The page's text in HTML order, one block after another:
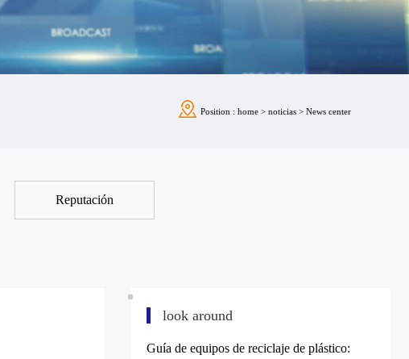
Position : home > noticias > News center
Reputación
look around
Guía de equipos de reciclaje de plástico: